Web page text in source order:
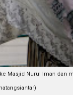
Masjid Nurul Iman dan